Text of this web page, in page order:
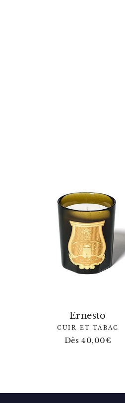
Ernesto
CUIR ET TABAC
Dès 40,00€